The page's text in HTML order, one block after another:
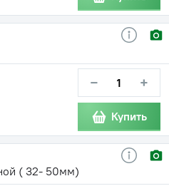
− +
Купить
( 32- 50мм)